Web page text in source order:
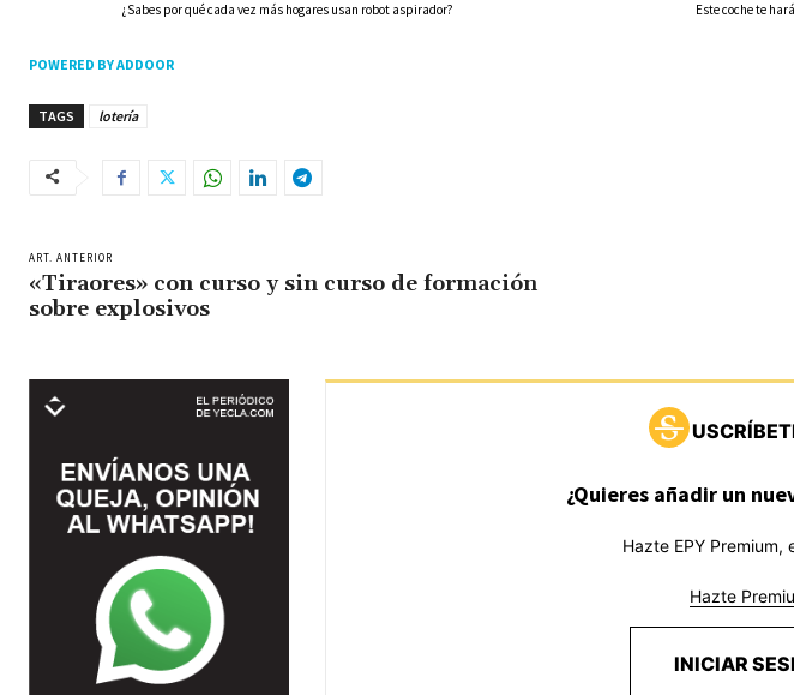
¿Sabes por qué cada vez más hogares usan robot aspirador? Este coche te
POWERED BY ADDOOR
TAGS lotería
ART. ANTERIOR
«Tiraores» con curso y sin curso de formación
sobre explosivos
¿Quieres añadir un
Hazte EPY Premium,
Hazte
INICIAR